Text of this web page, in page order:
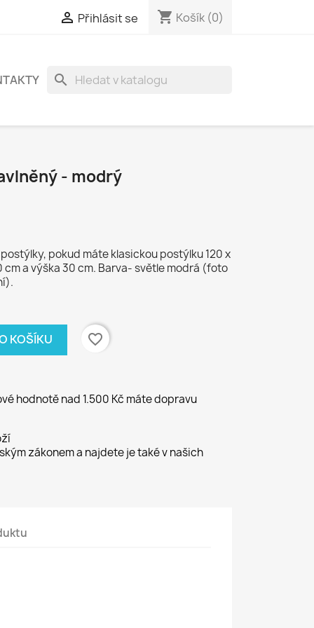
 Přihlásit se shopping_cart Košík (0)
search
- modrý
pokud máte klasickou postýlku 120 x
cm a výška 30 cm. Barva- světle modrá (foto
KOŠÍKU favorite_border
hodnotě nad 1.500 Kč máte dopravu
zákonem a najdete je také v našich